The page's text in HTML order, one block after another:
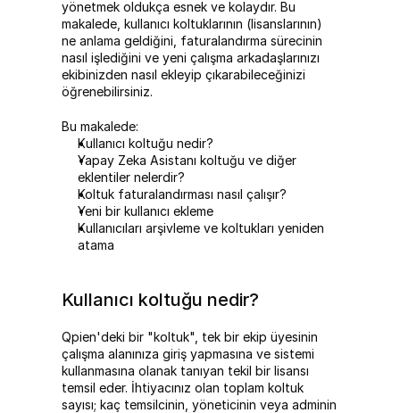
yönetmek oldukça esnek ve kolaydır. Bu
makalede, kullanıcı koltuklarının (lisanslarının)
ne anlama geldiğini, faturalandırma sürecinin
nasıl işlediğini ve yeni çalışma arkadaşlarınızı
ekibinizden nasıl ekleyip çıkarabileceğinizi
öğrenebilirsiniz.
Bu makalede:
Kullanıcı koltuğu nedir?
Yapay Zeka Asistanı koltuğu ve diğer
eklentiler nelerdir?
Koltuk faturalandırması nasıl çalışır?
Yeni bir kullanıcı ekleme
Kullanıcıları arşivleme ve koltukları yeniden
atama
Kullanıcı koltuğu nedir?
Qpien'deki bir "koltuk", tek bir ekip üyesinin
çalışma alanınıza giriş yapmasına ve sistemi
kullanmasına olanak tanıyan tekil bir lisansı
temsil eder. İhtiyacınız olan toplam koltuk
sayısı; kaç temsilcinin, yöneticinin veya adminin